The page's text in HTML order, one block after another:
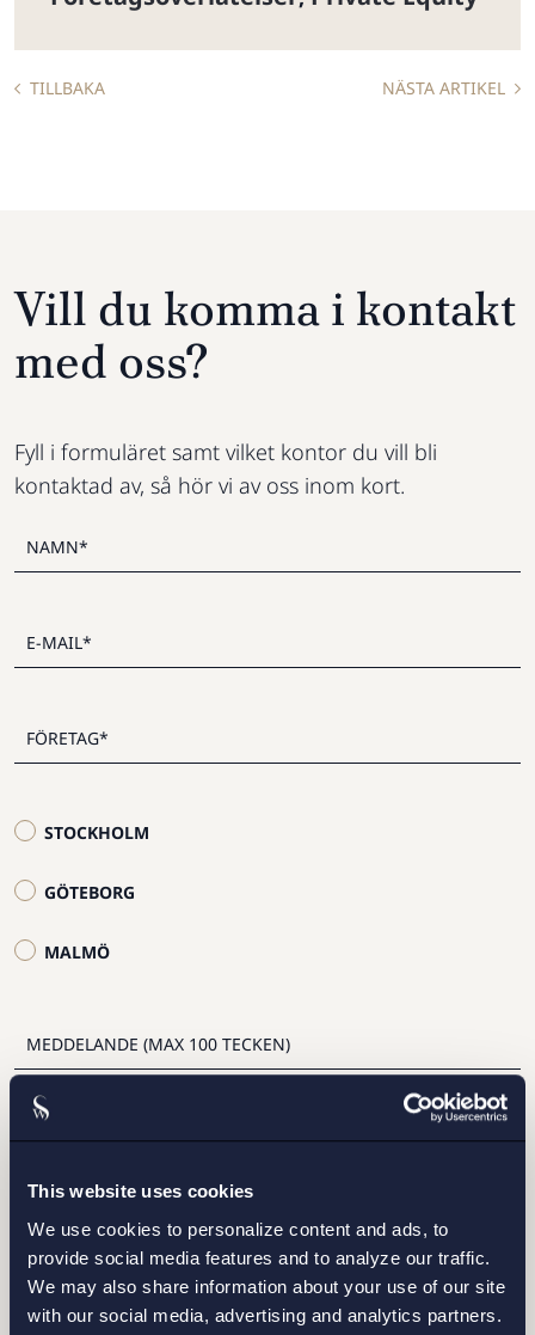
This website uses cookies
We use cookies to personalize content and ads, to
provide social media features and to analyze our traffic.
We may also share information about your use of our site
with our social media, advertising and analytics partners.
TILLBAKA NÄSTA ARTIKEL
STOCKHOLM
GÖTEBORG
MALMÖ
SKICKA
Vill du komma i kontakt
med oss?
Fyll i formuläret samt vilket kontor du vill bli
kontaktad av, så hör vi av oss inom kort.